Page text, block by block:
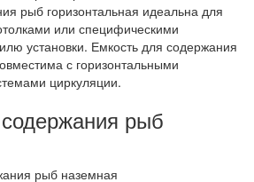
рыб горизонтальная идеальна для
или специфическими
установки. Емкость для содержания
с горизонтальными
циркуляции.
рыб